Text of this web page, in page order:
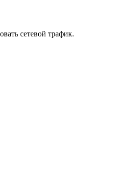
сетевой трафик.